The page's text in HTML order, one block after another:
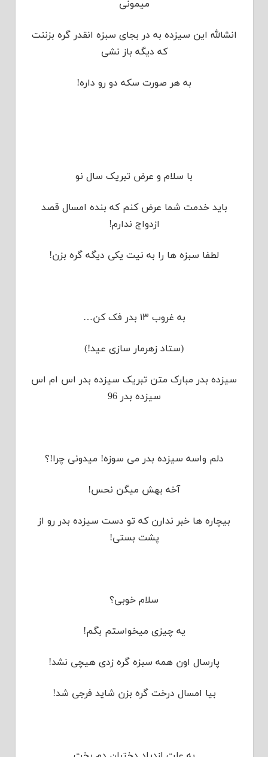
میمونی
انشالله این سیزده به در بجای سبزه انقدر گره بزننت
که دیگه باز نشی
به هر صورت سکه دو رو داره!
با سلام و عرض تبریک سال نو
باید خدمت شما عرض کنم که بنده امسال قصد
ازدواج ندارم!
لطفا سبزه ها را به نیت یکی دیگه گره بزن!
به غروب ۱۳ بدر فک کن…
(ستاد زهرمار سازی عید!)
سیزده بدر مبارک متن تبریک سیزده بدر اس ام اس
سیزده بدر 96
دلم واسه سیزده بدر می سوزه! میدونی چرا!؟
آخه بهش میگن نحس!
بیچاره ها خبر ندارن که تو دست سیزده بدر رو از
پشت بستی!
سلام خوبی؟
یه چیزی میخواستم بگم!
پارسال اون همه سبزه گره زدی هیچی نشد!
بیا امسال درخت گره بزن شاید فرجی شد!